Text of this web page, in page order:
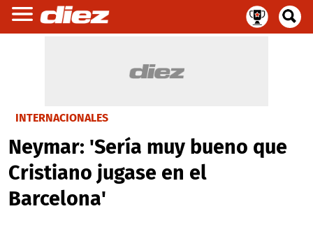
INTERNACIONALES
Neymar: 'Sería muy bueno que
Cristiano jugase en el
Barcelona'